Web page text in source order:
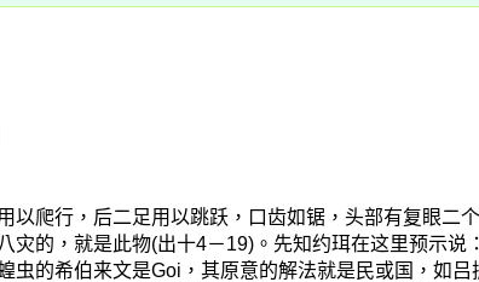
以爬行，后二足用以跳跃，口齿如锯，头部有复眼
灾的，就是此物(出十4－19)。先知约珥在这里预示
的希伯来文是Goi，其原意的解法就是民或国，如